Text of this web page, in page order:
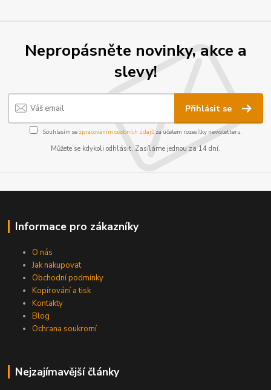
Nepropásněte novinky, akce a
slevy!
Přihlásit se
Souhlasím se zpracováním osobních údajůza účelem rozesílky newsletteru.
Můžete se kdykoli odhlásit. Zasíláme jednou za 14 dní.
Informace pro zákazníky
O nás
Jak nakupovat
Obchodní podmínky
Kopírování a tisk
Kontakty
Blog
Ochrana soukromí
Nejzajímavější články